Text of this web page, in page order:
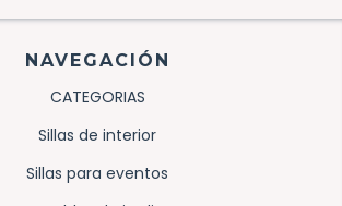
NAVEGACIÓN
CATEGORIAS
Sillas de interior
Sillas para eventos